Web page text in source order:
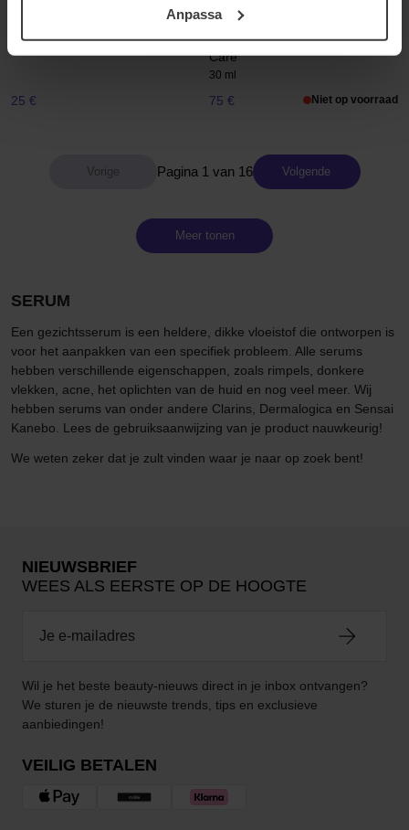
samt vår Integritetspolicy.Anpassa
Rose PDRN Firming Serum
30 ml
25 €
Biotherm
Life Plankton Regenerating
Serum Complete Anti-Aging
Care
30 ml
75 € Niet op voorraad
Pagina 1 van 16 Volgende
Meer tonen
SERUM
Een gezichtsserum is een heldere, dikke vloeistof die ontworpen is
voor het aanpakken van een specifiek probleem. Alle serums
hebben verschillende eigenschappen, zoals rimpels, donkere
vlekken, acne, het oplichten van de huid en nog veel meer. Wij
hebben serums van onder andere Clarins, Dermalogica en Sensai
Kanebo. Lees de gebruiksaanwijzing van je product nauwkeurig!
We weten zeker dat je zult vinden waar je naar op zoek bent!
NIEUWSBRIEF
WEES ALS EERSTE OP DE HOOGTE
Wil je het beste beauty-nieuws direct in je inbox ontvangen?
We sturen je de nieuwste trends, tips en exclusieve
aanbiedingen!
VEILIG BETALEN